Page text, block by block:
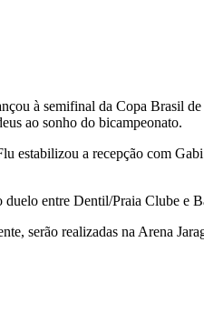
à semifinal da Copa Brasil
ao sonho do bicampeonato.
estabilizou a recepção com
entre Dentil/Praia Clube
serão realizadas na Arena